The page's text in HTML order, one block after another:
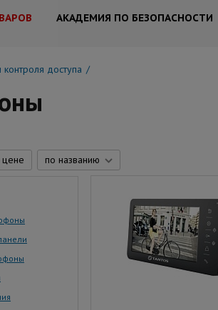
АКАДЕМИЯ ПО БЕЗОПАСНОСТИ
контроля доступа
цене по названию